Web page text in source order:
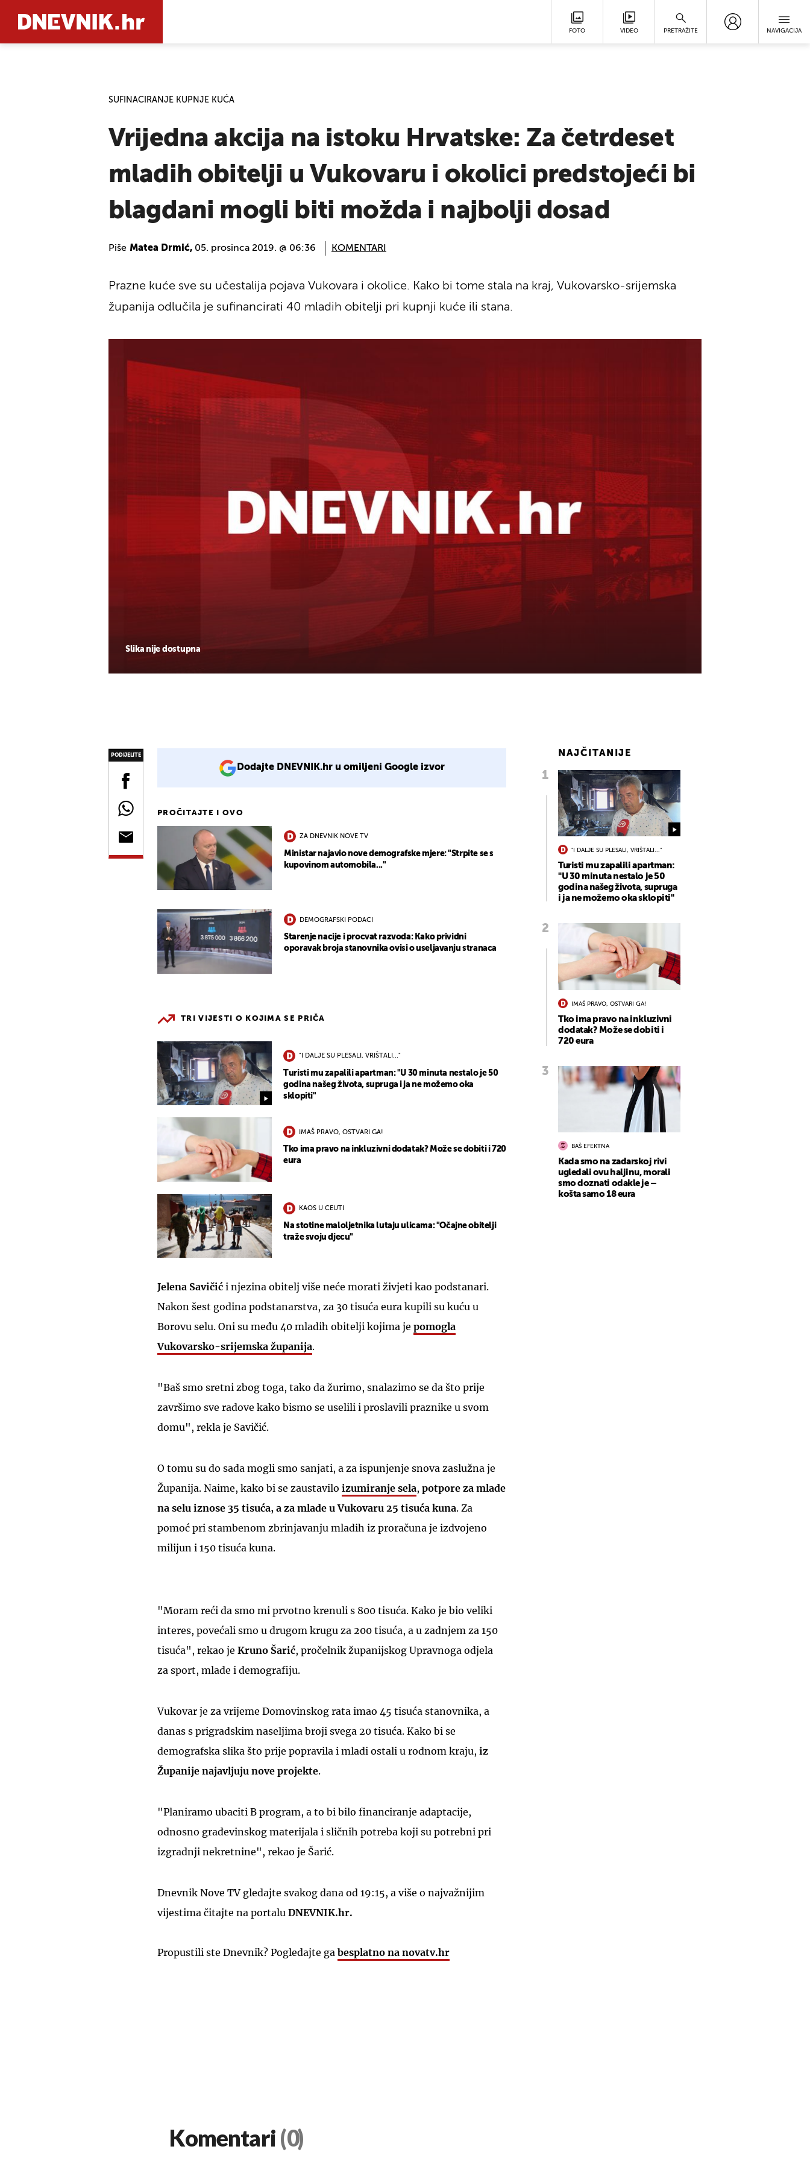
FOTO VIDEO PRETRAŽITE NAVIGACIJA
SUFINACIRANJE KUPNJE KUĆA
Vrijedna akcija na istoku Hrvatske: Za četrdeset
mladih obitelji u Vukovaru i okolici predstojeći bi
blagdani mogli biti možda i najbolji dosad
Piše Matea Drmić, 05. prosinca 2019. @ 06:36 KOMENTARI
Slika nije dostupna
Prazne kuće sve su učestalija pojava Vukovara i okolice. Kako bi tome stala na kraj, Vukovarsko-srijemska
županija odlučila je sufinancirati 40 mladih obitelji pri kupnji kuće ili stana.
PODIJELITE
Dodajte DNEVNIK.hr u omiljeni Google izvor
PROČITAJTE I OVO
ZA DNEVNIK NOVE TV
Ministar najavio nove demografske mjere: "Strpite se s
kupovinom automobila..."
DEMOGRAFSKI PODACI
Starenje nacije i procvat razvoda: Kako prividni
oporavak broja stanovnika ovisi o useljavanju stranaca
TRI VIJESTI O KOJIMA SE PRIČA
"I DALJE SU PLESALI, VRIŠTALI..."
Turisti mu zapalili apartman: "U 30 minuta nestalo je 50
godina našeg života, supruga i ja ne možemo oka
sklopiti"
IMAŠ PRAVO, OSTVARI GA!
Tko ima pravo na inkluzivni dodatak? Može se dobiti i 720
eura
KAOS U CEUTI
Na stotine maloljetnika lutaju ulicama: "Očajne obitelji
traže svoju djecu"
Jelena Savičić i njezina obitelj više neće morati živjeti kao podstanari.
Nakon šest godina podstanarstva, za 30 tisuća eura kupili su kuću u
Borovu selu. Oni su među 40 mladih obitelji kojima je pomogla
Vukovarsko-srijemska županija.
"Baš smo sretni zbog toga, tako da žurimo, snalazimo se da što prije
završimo sve radove kako bismo se uselili i proslavili praznike u svom
domu", rekla je Savičić.
O tomu su do sada mogli smo sanjati, a za ispunjenje snova zaslužna je
Županija. Naime, kako bi se zaustavilo izumiranje sela, potpore za mlade
na selu iznose 35 tisuća, a za mlade u Vukovaru 25 tisuća kuna. Za
pomoć pri stambenom zbrinjavanju mladih iz proračuna je izdvojeno
milijun i 150 tisuća kuna.
"Moram reći da smo mi prvotno krenuli s 800 tisuća. Kako je bio veliki
interes, povećali smo u drugom krugu za 200 tisuća, a u zadnjem za 150
tisuća", rekao je Kruno Šarić, pročelnik županijskog Upravnoga odjela
za sport, mlade i demografiju.
Vukovar je za vrijeme Domovinskog rata imao 45 tisuća stanovnika, a
danas s prigradskim naseljima broji svega 20 tisuća. Kako bi se
demografska slika što prije popravila i mladi ostali u rodnom kraju, iz
Županije najavljuju nove projekte.
"Planiramo ubaciti B program, a to bi bilo financiranje adaptacije,
odnosno građevinskog materijala i sličnih potreba koji su potrebni pri
izgradnji nekretnine", rekao je Šarić.
Dnevnik Nove TV gledajte svakog dana od 19:15, a više o najvažnijim
vijestima čitajte na portalu DNEVNIK.hr.
Propustili ste Dnevnik? Pogledajte ga besplatno na novatv.hr
NAJČITANIJE
"I DALJE SU PLESALI, VRIŠTALI..."
Turisti mu zapalili apartman:
"U 30 minuta nestalo je 50
godina našeg života, supruga
i ja ne možemo oka sklopiti"
IMAŠ PRAVO, OSTVARI GA!
Tko ima pravo na inkluzivni
dodatak? Može se dobiti i
720 eura
BAŠ EFEKTNA
Kada smo na zadarskoj rivi
ugledali ovu haljinu, morali
smo doznati odakle je –
košta samo 18 eura
Komentari (0)